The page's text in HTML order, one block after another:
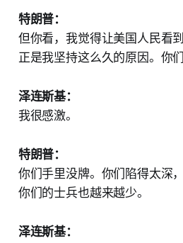
特朗普：
但你看，我觉得让美国人民看
正是我坚持这么久的原因。你
泽连斯基：
我很感激。
特朗普：
你们手里没牌。你们陷得太深
你们的士兵也越来越少。
泽连斯基：